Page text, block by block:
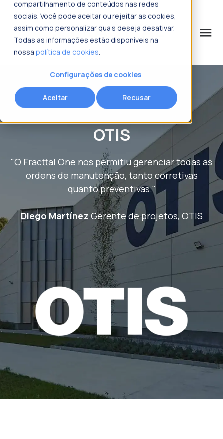
compartilhamento de conteúdos nas redes
sociais. Você pode aceitar ou rejeitar as cookies,
assim como personalizar quais deseja desativar.
Todas as informações estão disponíveis na
nossa política de cookies.
Configurações de cookies
Aceitar Recusar
menu
o que procura?
OTIS
"O Fracttal One nos permitiu gerenciar todas as
ordens de manutenção, tanto corretivas
quanto preventivas."
Diego Martínez Gerente de projetos, OTIS